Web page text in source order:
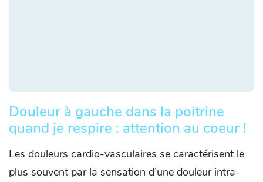
Douleur à gauche dans la poitrine
quand je respire : attention au coeur !
Les douleurs cardio-vasculaires se caractérisent le
plus souvent par la sensation d’une douleur intra-